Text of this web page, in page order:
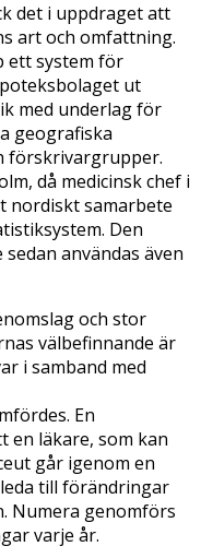
det i uppdraget att
art och omfattning.
ett system för
ut
med underlag för
geografiska
förskrivargrupper.
då medicinsk chef i
nordiskt samarbete
Den
användas även
och stor
välbefinnande är
i samband med
En
en läkare, som kan
går igenom en
till förändringar
Numera genomförs
varje år.